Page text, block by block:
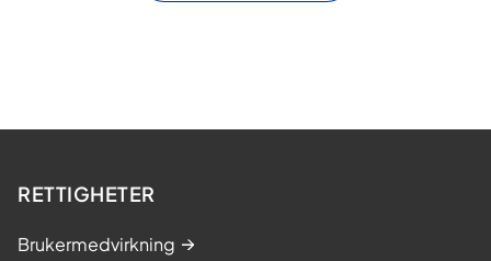
RETTIGHETER
Brukermedvirkning